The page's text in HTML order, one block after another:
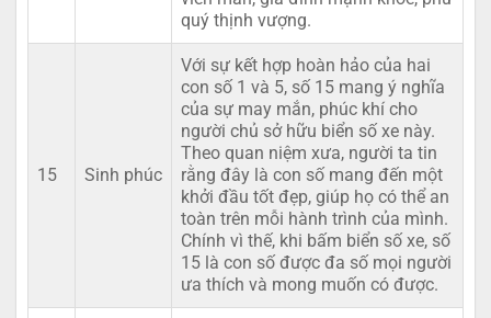
quý thịnh vượng.
15 Sinh phúc
Với sự kết hợp hoàn hảo của hai
con số 1 và 5, số 15 mang ý nghĩa
của sự may mắn, phúc khí cho
người chủ sở hữu biển số xe này.
Theo quan niệm xưa, người ta tin
rằng đây là con số mang đến một
khởi đầu tốt đẹp, giúp họ có thể an
toàn trên mỗi hành trình của mình.
Chính vì thế, khi bấm biển số xe, số
15 là con số được đa số mọi người
ưa thích và mong muốn có được.